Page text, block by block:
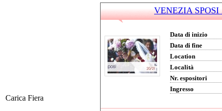
Carica Fiera
VENEZIA SPOSI
Data di inizio
Data di fine
Location
Località
Nr. espositori
Ingresso